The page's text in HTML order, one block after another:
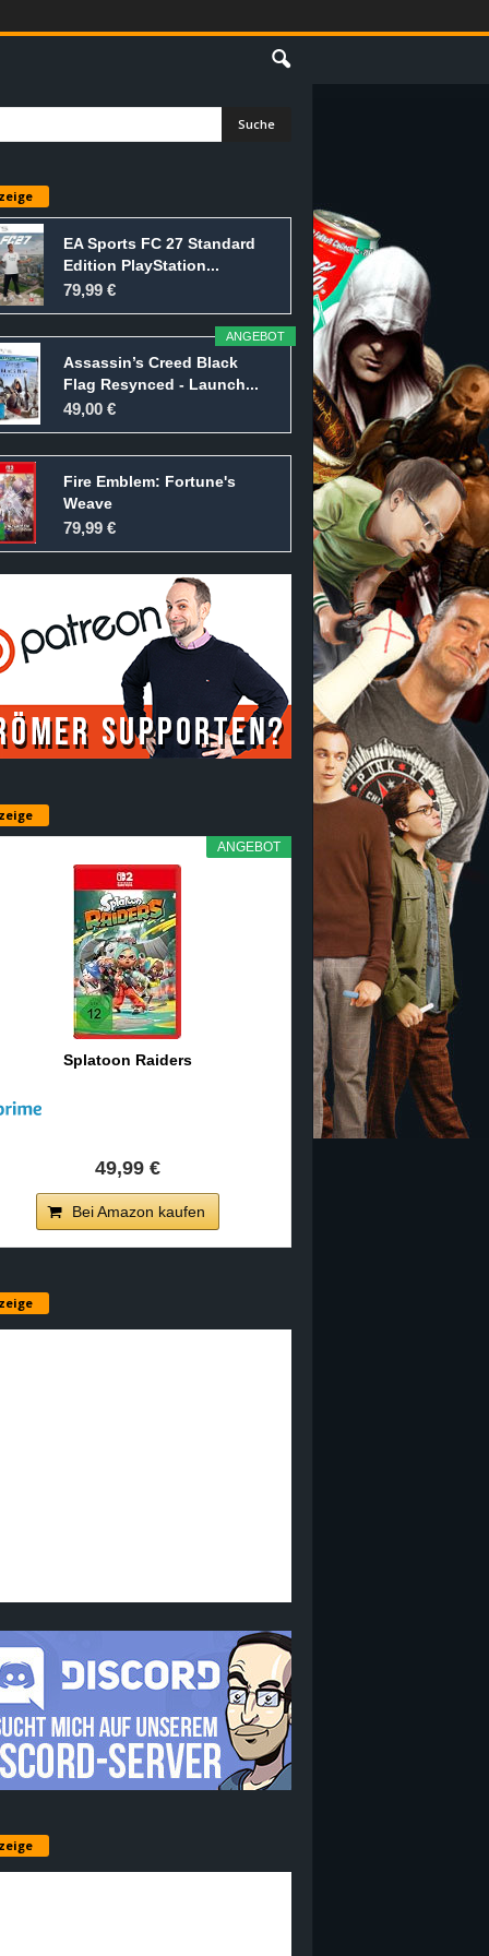
EA Sports FC 27 Standard
Edition PlayStation...
79,99 €
ANGEBOT
Assassin’s Creed Black
Flag Resynced - Launch...
49,00 €
Fire Emblem: Fortune's
Weave
79,99 €
ANGEBOT
Splatoon Raiders
49,99 €
Bei Amazon kaufen